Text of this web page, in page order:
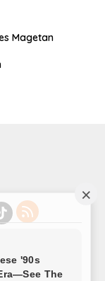
Magetan
Siber